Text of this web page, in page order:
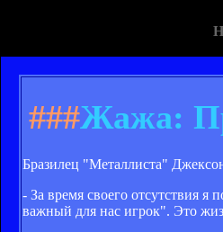
###Жажа:
Бразилец "Металлиста"
- За время своего отсутствия
важный для нас игрок". Это